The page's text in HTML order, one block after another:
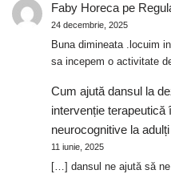
Faby Horecape
24 decembrie, 2025
Buna dimineata .locuim
sa incepem o activitate
Cum ajută dansul la
intervenție
neurocognitive la adulți
11 iunie, 2025
[…] dansul ne ajută să